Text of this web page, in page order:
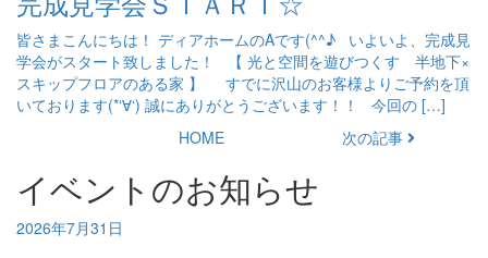
皆さまこんにちは！ ディアホームのAです(^^♪ いよいよ、完成見
学会がスタート致しました！ 【 光と空間を遊びつくす 半地下×
スキップフロアのある家 】 すでに沢山のお客様よりご予約を頂
いております(*‘∀‘) 誠にありがとうございます！！ 今回の […]
HOME
次の記事
イベントのお知らせ
2026年7月31日